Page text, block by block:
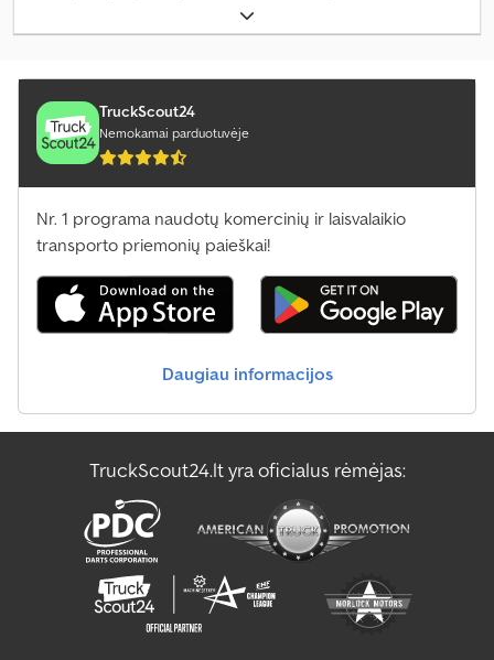
, bendras aukštis:
konfigūracija:1 ašis, bendras svoris:1 300 kg,
TruckScout24
Nemokamai parduotuvėje
Nr. 1 programa naudotų komercinių ir laisvalaikio
transporto priemonių paieškai!
Daugiau informacijos
TruckScout24.lt yra oficialus rėmėjas: